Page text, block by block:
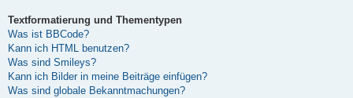
Textformatierung und Thementypen
Was ist BBCode?
Kann ich HTML benutzen?
Was sind Smileys?
Kann ich Bilder in meine Beiträge einfügen?
Was sind globale Bekanntmachungen?